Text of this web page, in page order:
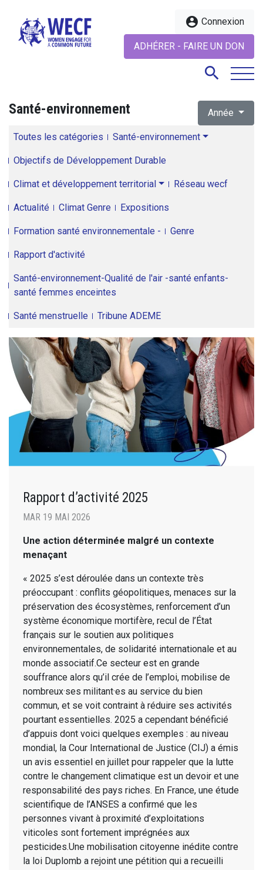
account_circle Connexion
ADHÉRER - FAIRE UN DON
search
Santé-environnement Année
Toutes les catégories Santé-environnement
Objectifs de Développement Durable
Climat et développement territorial Réseau wecf
Actualité Climat Genre Expositions
Formation santé environnementale - Genre
Rapport d'activité
Santé-environnement-Qualité de l'air -santé enfants-
santé femmes enceintes
Santé menstruelle Tribune ADEME
Rapport d’activité 2025
MAR 19 MAI 2026
Une action déterminée malgré un contexte
menaçant
« 2025 s’est déroulée dans un contexte très
préoccupant : conflits géopolitiques, menaces sur la
préservation des écosystèmes, renforcement d’un
système économique mortifère, recul de l’État
français sur le soutien aux politiques
environnementales, de solidarité internationale et au
monde associatif.Ce secteur est en grande
souffrance alors qu’il crée de l’emploi, mobilise de
nombreux·ses militant·es au service du bien
commun, et se voit contraint à réduire ses activités
pourtant essentielles. 2025 a cependant bénéficié
d’appuis dont voici quelques exemples : au niveau
mondial, la Cour International de Justice (CIJ) a émis
un avis essentiel en juillet pour rappeler que la lutte
contre le changement climatique est un devoir et une
responsabilité des pays riches. En France, une étude
scientifique de l’ANSES a confirmé que les
personnes vivant à proximité d’exploitations
viticoles sont fortement imprégnées aux
pesticides.Une mobilisation citoyenne inédite contre
la loi Duplomb a rejoint une pétition qui a recueilli